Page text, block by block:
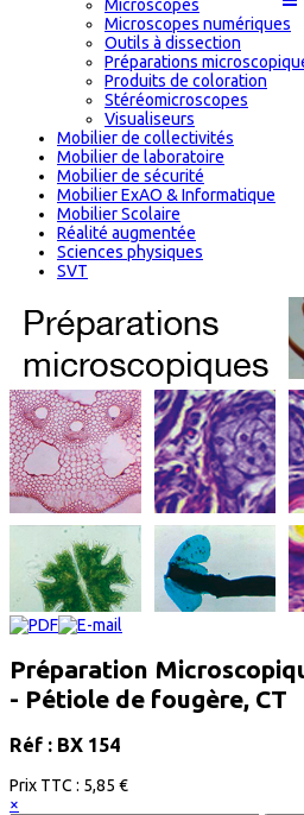
Microscopes
Microscopes numériques
Outils à dissection
Préparations
Produits de coloration
Stéréomicroscopes
Visualiseurs
Mobilier de collectivités
Mobilier de laboratoire
Mobilier de sécurité
Mobilier ExAO & Informatique
Mobilier Scolaire
Réalité augmentée
Sciences physiques
SVT
Préparation
- Pétiole de fougère, CT
Réf : BX 154
Prix ​​TTC : 5,85 €
×